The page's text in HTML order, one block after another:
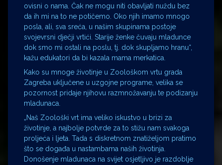
ovisni o nama. Čak ne mogu niti obavljati nuždu bez
da ih mi na to ne potičemo. Oko njih imamo mnogo
posla, ali, sva sreća, u našim skupinama postoje
svojevrsni dječji vrtići. Starije ženke čuvaju mladunce
dok smo mi ostali na poslu, tj. dok skupljamo hranu“,
kažu edukatori da bi kazala mama merkatica.
Kako su mnoge životinje u Zoološkom vrtu grada
Zagreba uključene u uzgojne programe, velika se
pozornost pridaje njihovu razmnožavanju te podizanju
mladunaca.
„Naš Zoološki vrt ima veliko iskustvo u brizi za
životinje, a najbolje potvrde za to stižu nam svakoga
proljeća i ljeta. Tada s diskretnom znatiželjom pratimo
što se događa u nastambama naših životinja.
Donošenje mladunaca na svijet osjetljivo je razdoblje